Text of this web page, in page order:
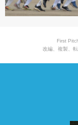
First
改編、複製、